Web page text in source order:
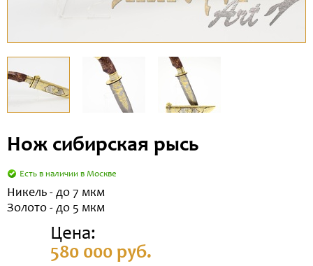
Нож сибирская рысь
Есть в наличии в Москве
Никель - до 7 мкм
Золото - до 5 мкм
Цена:
580 000 руб.